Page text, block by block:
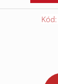
Kód: